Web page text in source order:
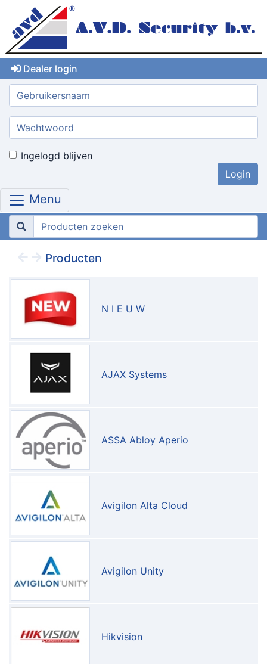
Dealer login
Gebruikersnaam:
Wachtwoord:
Ingelogd blijven
Menu
Producten
N I E U W
AJAX Systems
ASSA Abloy Aperio
Avigilon Alta Cloud
Avigilon Unity
Hikvision